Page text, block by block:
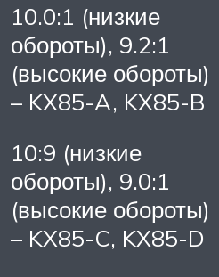
10.0:1 (низкие
обороты), 9.2:1
(высокие обороты)
– KX85-A, KX85-B
10:9 (низкие
обороты), 9.0:1
(высокие обороты)
– KX85-C, KX85-D